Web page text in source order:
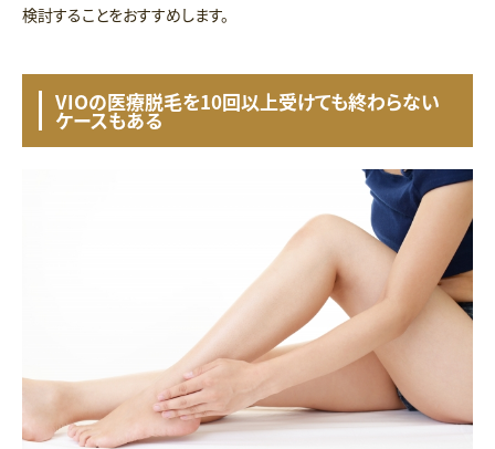
検討することをおすすめします。
VIOの医療脱毛を10回以上受けても終わらない
ケースもある